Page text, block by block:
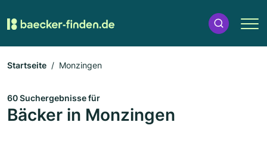
Startseite Monzingen
60 Suchergebnisse für
Bäcker in Monzingen